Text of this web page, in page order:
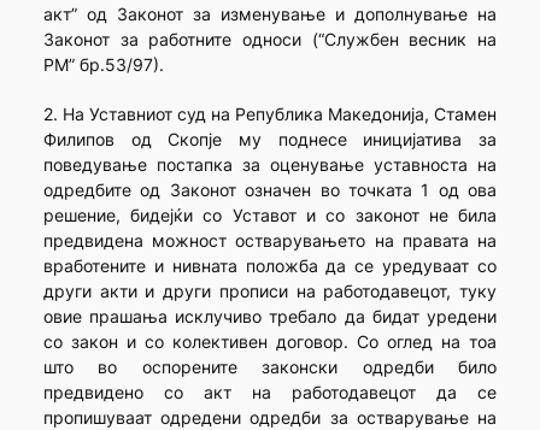
акт” од Законот за изменување и дополнување на
Законот за работните односи (“Службен весник на
РМ” бр.53/97).
2. На Уставниот суд на Република Македонија, Стамен
Филипов од Скопје му поднесе иницијатива за
поведување постапка за оценување уставноста на
одредбите од Законот означен во точката 1 од ова
решение, бидејќи со Уставот и со законот не била
предвидена можност остварувањето на правата на
вработените и нивната положба да се уредуваат со
други акти и други прописи на работодавецот, туку
овие прашања исклучиво требало да бидат уредени
со закон и со колективен договор. Со оглед на тоа
што во оспорените законски одредби било
предвидено со акт на работодавецот да се
пропишуваат одредени одредби за остварување на